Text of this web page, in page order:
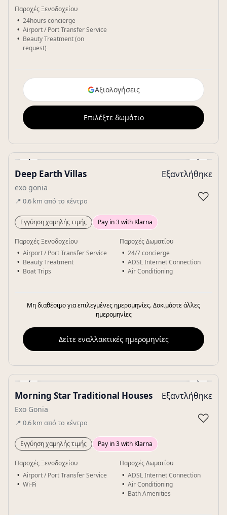
Παροχές Ξενοδοχείου
24hours concierge
Airport / Port Transfer Service
Beauty Treatment (on
request)
Αξιολογήσεις
Επιλέξτε δωμάτιο
‹ ›
Gallery
Deep Earth Villas
exo gonia
📍 0.6 km από το κέντρο
Εξαντλήθηκε
♡
Εγγύηση χαμηλής τιμής Pay in 3 with Klarna
Παροχές Ξενοδοχείου
Airport / Port Transfer Service
Beauty Treatment
Boat Trips
Παροχές Δωματίου
24/7 concierge
ADSL Internet Connection
Air Conditioning
Μη διαθέσιμο για επιλεγμένες ημερομηνίες. Δοκιμάστε άλλες
ημερομηνίες
Δείτε εναλλακτικές ημερομηνίες
‹ ›
Gallery
Morning Star Traditional Houses
Exo Gonia
📍 0.6 km από το κέντρο
Εξαντλήθηκε
♡
Εγγύηση χαμηλής τιμής Pay in 3 with Klarna
Παροχές Ξενοδοχείου
Airport / Port Transfer Service
Wi-Fi
Παροχές Δωματίου
ADSL Internet Connection
Air Conditioning
Bath Amenities